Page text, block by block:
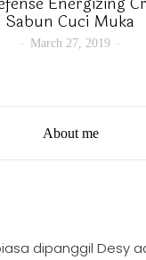
Sabun Cuci Muka
March 27, 2019
About me
dipanggil Desy